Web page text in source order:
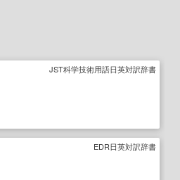
JST科学技術用語日英対訳辞書
EDR日英対訳辞書